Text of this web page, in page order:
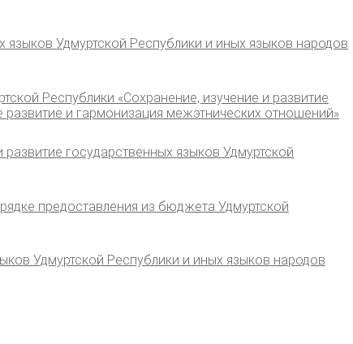
Удмуртской Республики и иных языков народов
Республики «Сохранение, изучение и развитие
и гармонизация межэтнических отношений»
государственных языков Удмуртской
предоставления из бюджета Удмуртской
Удмуртской Республики и иных языков народов